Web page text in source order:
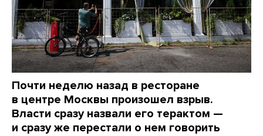
Почти неделю назад в ресторане
в центре Москвы произошел взрыв.
Власти сразу назвали его терактом —
и сразу же перестали о нем говорить